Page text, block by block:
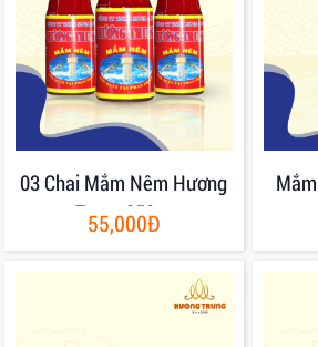
03 Chai Mắm Nêm Hương
Trung 250gr
55,000Đ